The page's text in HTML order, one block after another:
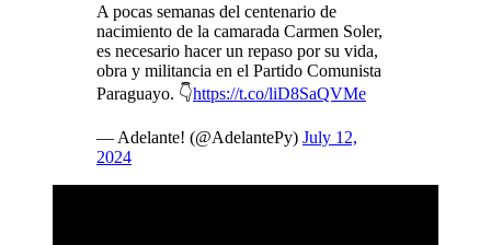
A pocas semanas del centenario de
nacimiento de la camarada Carmen Soler,
es necesario hacer un repaso por su vida,
obra y militancia en el Partido Comunista
Paraguayo. 👇https://t.co/liD8SaQVMe
— Adelante! (@AdelantePy) July 12,
2024